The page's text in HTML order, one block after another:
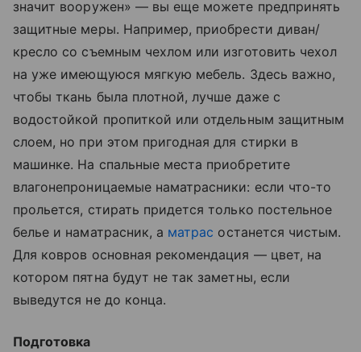
значит вооружен» — вы еще можете предпринять
защитные меры. Например, приобрести диван/
кресло со съемным чехлом или изготовить чехол
на уже имеющуюся мягкую мебель. Здесь важно,
чтобы ткань была плотной, лучше даже с
водостойкой пропиткой или отдельным защитным
слоем, но при этом пригодная для стирки в
машинке. На спальные места приобретите
влагонепроницаемые наматрасники: если что-то
прольется, стирать придется только постельное
белье и наматрасник, а матрас останется чистым.
Для ковров основная рекомендация — цвет, на
котором пятна будут не так заметны, если
выведутся не до конца.
Подготовка